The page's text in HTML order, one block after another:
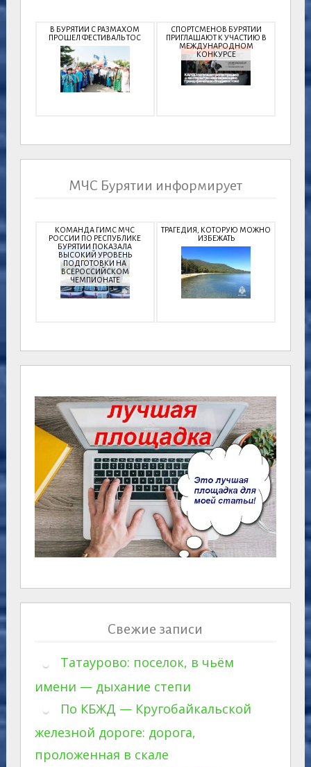
В БУРЯТИИ С РАЗМАХОМ
ПРОШЕЛ ФЕСТИВАЛЬ ТОС
СПОРТСМЕНОВ БУРЯТИИ
ПРИГЛАШАЮТ К УЧАСТИЮ В
МЕЖДУНАРОДНОМ
КОНКУРСЕ
МЧС Бурятии информирует
КОМАНДА ГИМС МЧС
РОССИИ ПО РЕСПУБЛИКЕ
БУРЯТИИ ПОКАЗАЛА
ВЫСОКИЙ УРОВЕНЬ
ПОДГОТОВКИ НА
ВСЕРОССИЙСКОМ
ЧЕМПИОНАТЕ
ТРАГЕДИЯ, КОТОРУЮ МОЖНО
ИЗБЕЖАТЬ
Свежие записи
Татаурово: поселок, в чьём
имени — дыхание степи
По КБЖД — Кругобайкальской
железной дороге: дорога,
проложенная в скале